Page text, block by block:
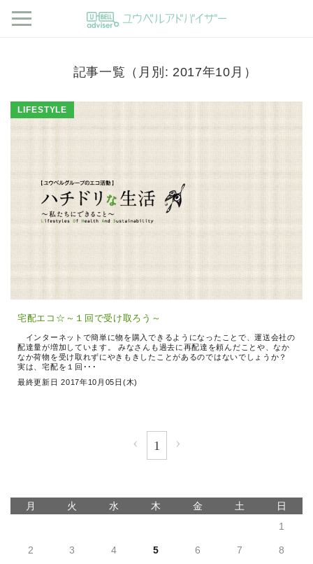
記事一覧（月別: 2017年10月）
宅配エコ☆～１回で受け取ろう～
インターネットで簡単に物を購入できるようになったことで、運送会社の
配達量が増加しています。 みなさんも過去に再配達を頼んだことや、なか
なか荷物を受け取れずにやきもきしたことがあるのではないでしょうか？
実は、宅配を１回･･･
最終更新日 2017年10月05日(木)
LIFESTYLE
‹ 1 ›
月 火 水 木 金 土 日
1
2 3 4 5 6 7 8